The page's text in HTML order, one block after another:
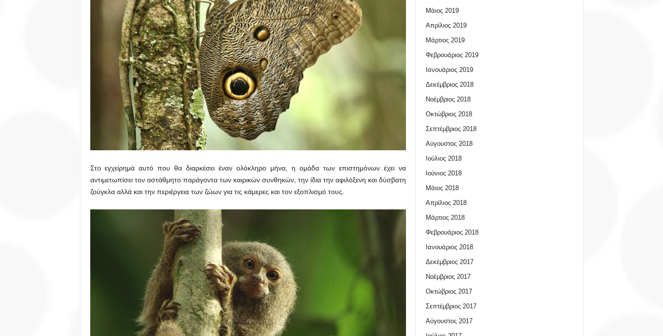
Στο εγχείρημά αυτό που θα διαρκέσει έναν ολόκληρο μήνα, η ομάδα των επιστημόνων έχει να
αντιμετωπίσει τον αστάθμητο παράγοντα των καιρικών συνθηκών, την ίδια την αφιλόξενη και δύσβατη
ζούγκλα αλλά και την περιέργεια των ζώων για τις κάμερες και τον εξοπλισμό τους.
Μάιος 2019
Απρίλιος 2019
Μάρτιος 2019
Φεβρουάριος 2019
Ιανουάριος 2019
Δεκέμβριος 2018
Νοέμβριος 2018
Οκτώβριος 2018
Σεπτέμβριος 2018
Αύγουστος 2018
Ιούλιος 2018
Ιούνιος 2018
Μάιος 2018
Απρίλιος 2018
Μάρτιος 2018
Φεβρουάριος 2018
Ιανουάριος 2018
Δεκέμβριος 2017
Νοέμβριος 2017
Οκτώβριος 2017
Σεπτέμβριος 2017
Αύγουστος 2017